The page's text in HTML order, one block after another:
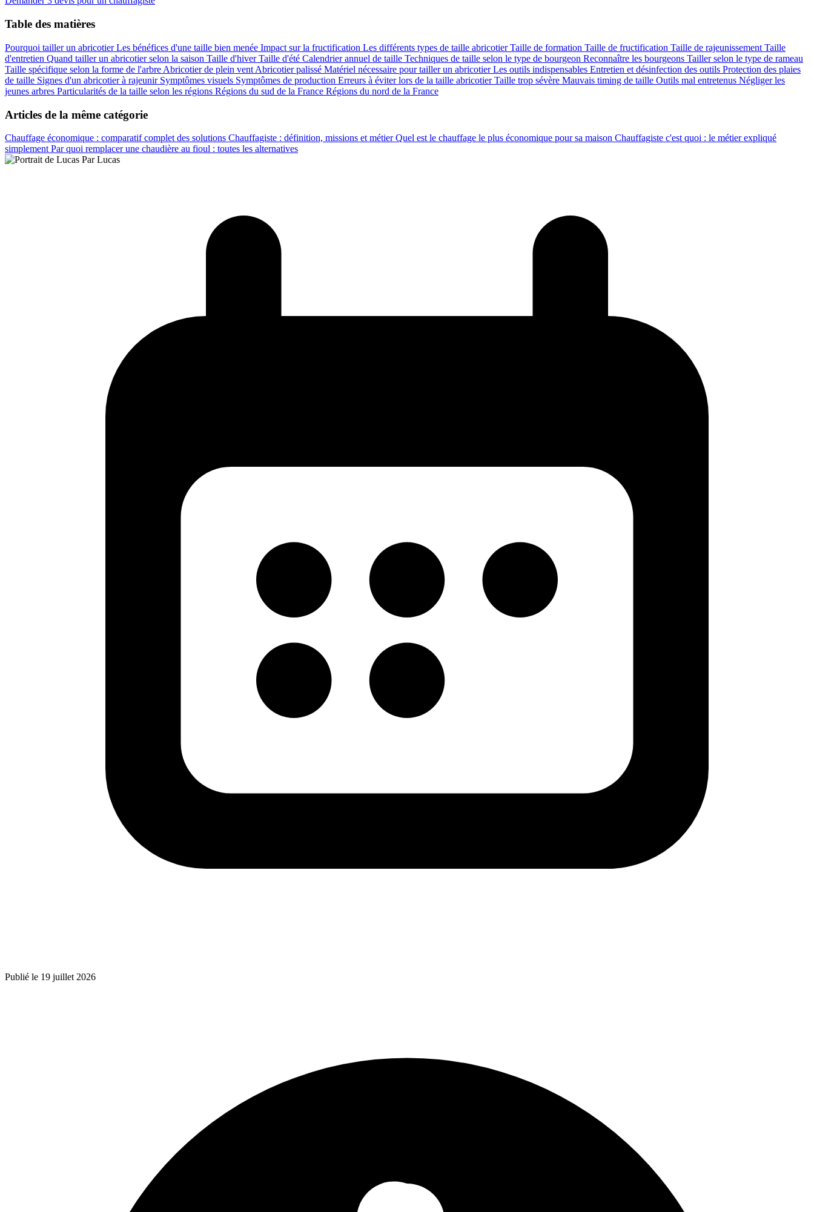
Table des matières
Pourquoi tailler un abricotierLes bénéfices d'une taille bien menée Impact sur la fructification Les différents types de taille abricotierTaille de formation Taille de fructification Taille de rajeunissement Taille
d'entretien Quand tailler un abricotier selon la saison Taille d'hiverTaille d'été Calendrier annuel de taille Techniques de taille selon le type de bourgeon Reconnaître les bourgeons Tailler selon le type de rameau
Taille spécifique selon la forme de l'arbre Abricotier de plein vent Abricotier palissé Matériel nécessaire pour tailler un abricotierLes outils indispensables Entretien et désinfection des outils Protection des plaies
de taille Signes d'un abricotier à rajeunir Symptômes visuels Symptômes de production Erreurs à éviter lors de la taille abricotierTaille trop sévère Mauvais timing de taille Outils mal entretenus Négliger les
jeunes arbres Particularités de la taille selon les régions Régions du sud de la France Régions du nord de la France
Articles de la même catégorie
Chauffage économique : comparatif complet des solutions Chauffagiste : définition, missions et métierQuel est le chauffage le plus économique pour sa maison Chauffagiste c'est quoi : le métier expliqué
simplement Par quoi remplacer une chaudière au fioul : toutes les alternatives
Par Lucas
Publié le 19 juillet 2026